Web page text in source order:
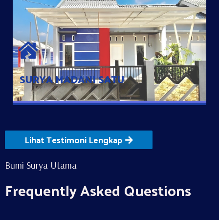
SURYA MADANI SATU
SURYA MADANI SATU
Satu-satunya Hunian nyaman dengan harga subsidi hanya 100
jutaan dengan lokasi strategis di Tuban
Lihat Testimoni Lengkap
Bumi Surya Utama
Frequently Asked Questions